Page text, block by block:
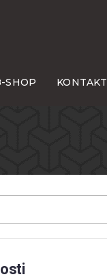
SHOP KONTAKT